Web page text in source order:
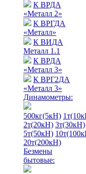
К ВРДА
«Металл 2»
К ВРГДА
«Металл»
К ВИДА
Металл 1.1
К ВРДА
«Металл 3»
К ВРГ2ДА
«Металл 3»
Динамометры:
500кг(5кН)
2т(20кН) 3т(30кН)
5т(50кН)
20т(200кН)
Безмены
бытовые: